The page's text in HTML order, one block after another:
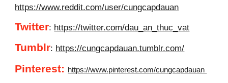
https://www.reddit.com/user/cungcapdauan
Twitter: https://twitter.com/dau_an_thuc_vat
Tumblr: https://cungcapdauan.tumblr.com/
Pinterest: https://www.pinterest.com/cungcapdauan